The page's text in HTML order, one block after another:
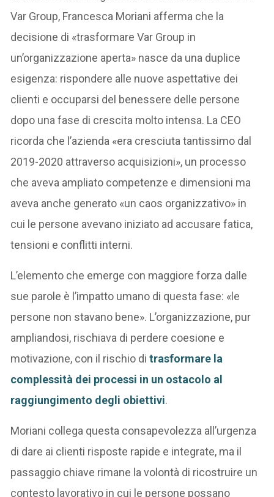
Var Group, Francesca Moriani afferma che la
decisione di «trasformare Var Group in
un’organizzazione aperta» nasce da una duplice
esigenza: rispondere alle nuove aspettative dei
clienti e occuparsi del benessere delle persone
dopo una fase di crescita molto intensa. La CEO
ricorda che l’azienda «era cresciuta tantissimo dal
2019-2020 attraverso acquisizioni», un processo
che aveva ampliato competenze e dimensioni ma
aveva anche generato «un caos organizzativo» in
cui le persone avevano iniziato ad accusare fatica,
tensioni e conflitti interni.
L’elemento che emerge con maggiore forza dalle
sue parole è l’impatto umano di questa fase: «le
persone non stavano bene». L’organizzazione, pur
ampliandosi, rischiava di perdere coesione e
motivazione, con il rischio ditrasformare la
complessità dei processi in un ostacolo al
raggiungimento degli obiettivi.
Moriani collega questa consapevolezza all’urgenza
di dare ai clienti risposte rapide e integrate, ma il
passaggio chiave rimane la volontà di ricostruire un
contesto lavorativo in cui le persone possano